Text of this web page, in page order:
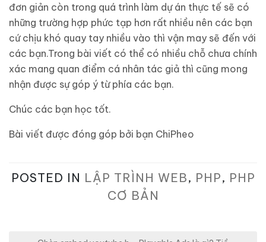
đơn giản còn trong quá trình làm dự án thực tế sẽ có
những trường hợp phức tạp hơn rất nhiều nên các bạn
cứ chịu khó quay tay nhiều vào thì vận may sẽ đến với
các bạn.Trong bài viết có thể có nhiều chỗ chưa chính
xác mang quan điểm cá nhân tác giả thì cũng mong
nhận được sự góp ý từ phía các bạn.
Chúc các bạn học tốt.
Bài viết được đóng góp bởi bạn ChiPheo
POSTED IN LẬP TRÌNH WEB, PHP, PHP
CƠ BẢN